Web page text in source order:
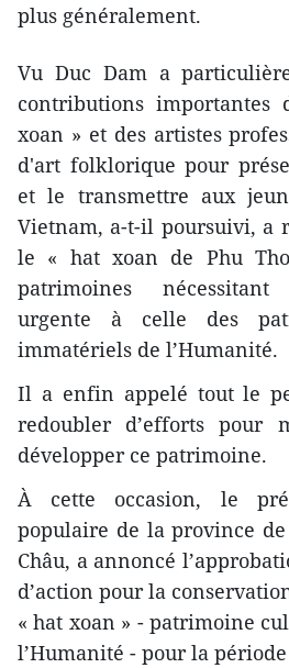
plus généralement.
Vu Duc Dam a
contributions importantes
xoan » et des artis​tes
d'art folklorique​ pour
et le transmettre aux
Vietnam, a-t-il poursuivi, a
le « hat xoan de Phu
patrimoines
urgente à​ celle des
immatériels de l’Humanité.
Il a enfin appelé tout le
redoubler d’efforts pour
développer ce patrimoine.
À cette occasion, le
populaire de la province
Châu, a annoncé
d’action pour la
« hat xoan » - patrimoine
l’Humanité - pour la période